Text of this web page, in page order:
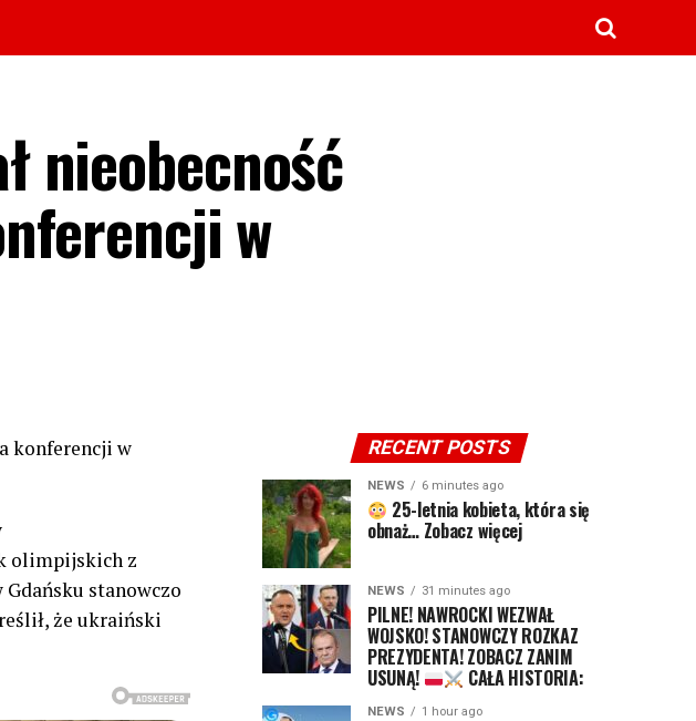
nieobecność
w
konferencji w
olimpijskich z
stanowczo
że ukraiński
RECENT POSTS
NEWS 6 minutes ago
25-letnia kobieta, która się
obnaż… Zobacz więcej
NEWS 31 minutes ago
PILNE! NAWROCKI WEZWAŁ
WOJSKO! STANOWCZY ROZKAZ
PREZYDENTA! ZOBACZ ZANIM
USUNĄ! CAŁA HISTORIA:
NEWS 1 hour ago